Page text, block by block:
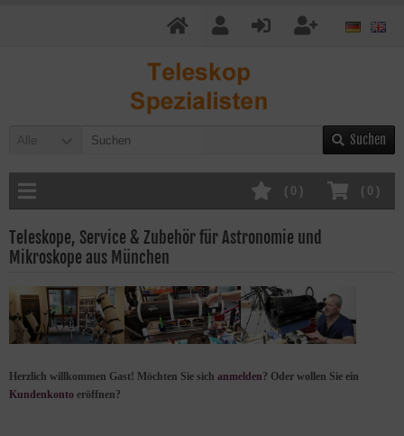
Alle Suchen
( 0 )
( 0 )
Teleskope, Service & Zubehör für Astronomie und
Mikroskope aus München
Herzlich willkommen Gast! Möchten Sie sich anmelden? Oder wollen Sie ein
Kundenkonto eröffnen?